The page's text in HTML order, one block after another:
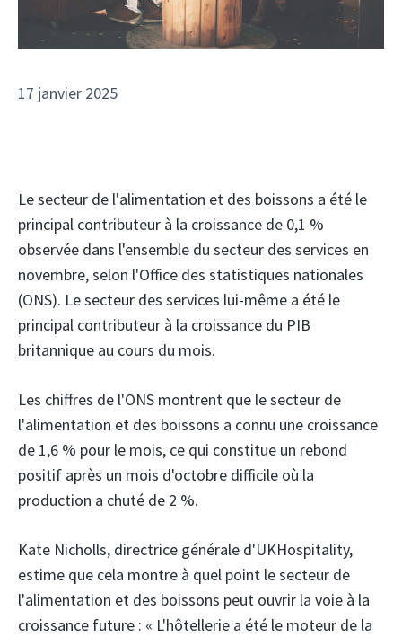
17 janvier 2025
Le secteur de l'alimentation et des boissons a été le
principal contributeur à la croissance de 0,1 %
observée dans l'ensemble du secteur des services en
novembre, selon l'Office des statistiques nationales
(ONS). Le secteur des services lui-même a été le
principal contributeur à la croissance du PIB
britannique au cours du mois.
Les chiffres de l'ONS montrent que le secteur de
l'alimentation et des boissons a connu une croissance
de 1,6 % pour le mois, ce qui constitue un rebond
positif après un mois d'octobre difficile où la
production a chuté de 2 %.
Kate Nicholls, directrice générale d'UKHospitality,
estime que cela montre à quel point le secteur de
l'alimentation et des boissons peut ouvrir la voie à la
croissance future : « L'hôtellerie a été le moteur de la